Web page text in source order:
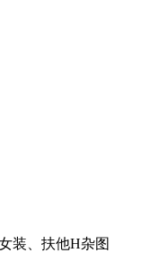
装、扶他H杂图